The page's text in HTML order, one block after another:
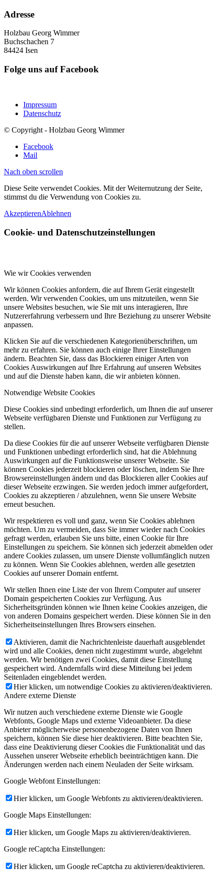
Adresse
Holzbau Georg Wimmer
Buchschachen 7
84424 Isen
Folge uns auf Facebook
Impressum
Datenschutz
© Copyright - Holzbau Georg Wimmer
Facebook
Mail
Nach oben scrollen
Diese Seite verwendet Cookies. Mit der Weiternutzung der Seite,
stimmst du die Verwendung von Cookies zu.
AkzeptierenAblehnen
Cookie- und Datenschutzeinstellungen
Wie wir Cookies verwenden
Wir können Cookies anfordern, die auf Ihrem Gerät eingestellt
werden. Wir verwenden Cookies, um uns mitzuteilen, wenn Sie
unsere Websites besuchen, wie Sie mit uns interagieren, Ihre
Nutzererfahrung verbessern und Ihre Beziehung zu unserer Website
anpassen.
Klicken Sie auf die verschiedenen Kategorienüberschriften, um
mehr zu erfahren. Sie können auch einige Ihrer Einstellungen
ändern. Beachten Sie, dass das Blockieren einiger Arten von
Cookies Auswirkungen auf Ihre Erfahrung auf unseren Websites
und auf die Dienste haben kann, die wir anbieten können.
Notwendige Website Cookies
Diese Cookies sind unbedingt erforderlich, um Ihnen die auf unserer
Webseite verfügbaren Dienste und Funktionen zur Verfügung zu
stellen.
Da diese Cookies für die auf unserer Webseite verfügbaren Dienste
und Funktionen unbedingt erforderlich sind, hat die Ablehnung
Auswirkungen auf die Funktionsweise unserer Webseite. Sie
können Cookies jederzeit blockieren oder löschen, indem Sie Ihre
Browsereinstellungen ändern und das Blockieren aller Cookies auf
dieser Webseite erzwingen. Sie werden jedoch immer aufgefordert,
Cookies zu akzeptieren / abzulehnen, wenn Sie unsere Website
erneut besuchen.
Wir respektieren es voll und ganz, wenn Sie Cookies ablehnen
möchten. Um zu vermeiden, dass Sie immer wieder nach Cookies
gefragt werden, erlauben Sie uns bitte, einen Cookie für Ihre
Einstellungen zu speichern. Sie können sich jederzeit abmelden oder
andere Cookies zulassen, um unsere Dienste vollumfänglich nutzen
zu können. Wenn Sie Cookies ablehnen, werden alle gesetzten
Cookies auf unserer Domain entfernt.
Wir stellen Ihnen eine Liste der von Ihrem Computer auf unserer
Domain gespeicherten Cookies zur Verfügung. Aus
Sicherheitsgründen können wie Ihnen keine Cookies anzeigen, die
von anderen Domains gespeichert werden. Diese können Sie in den
Sicherheitseinstellungen Ihres Browsers einsehen.
Aktivieren, damit die Nachrichtenleiste dauerhaft ausgeblendet
wird und alle Cookies, denen nicht zugestimmt wurde, abgelehnt
werden. Wir benötigen zwei Cookies, damit diese Einstellung
gespeichert wird. Andernfalls wird diese Mitteilung bei jedem
Seitenladen eingeblendet werden.
Hier klicken, um notwendige Cookies zu aktivieren/deaktivieren.
Andere externe Dienste
Wir nutzen auch verschiedene externe Dienste wie Google
Webfonts, Google Maps und externe Videoanbieter. Da diese
Anbieter möglicherweise personenbezogene Daten von Ihnen
speichern, können Sie diese hier deaktivieren. Bitte beachten Sie,
dass eine Deaktivierung dieser Cookies die Funktionalität und das
Aussehen unserer Webseite erheblich beeinträchtigen kann. Die
Änderungen werden nach einem Neuladen der Seite wirksam.
Google Webfont Einstellungen:
Hier klicken, um Google Webfonts zu aktivieren/deaktivieren.
Google Maps Einstellungen:
Hier klicken, um Google Maps zu aktivieren/deaktivieren.
Google reCaptcha Einstellungen:
Hier klicken, um Google reCaptcha zu aktivieren/deaktivieren.